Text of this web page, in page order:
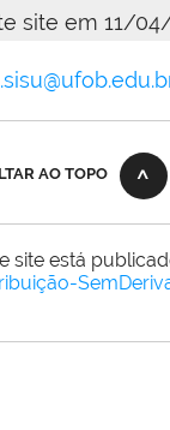
site em 11/
AO TOPO
site está